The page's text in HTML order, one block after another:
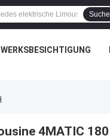
Suche
WERKSBESICHTIGUNG
4MATIC